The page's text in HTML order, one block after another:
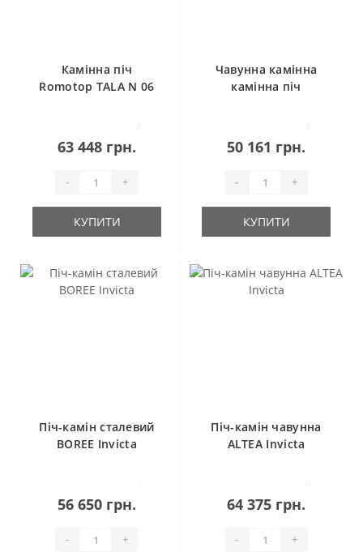
Камінна піч
Romotop TALA N 06
63 448 грн.
- +
КУПИТИ
Чавунна камінна
камінна піч
50 161 грн.
- +
КУПИТИ
Піч-камін сталевий
BOREE Invicta
56 650 грн.
- +
Піч-камін чавунна
ALTEA Invicta
64 375 грн.
- +